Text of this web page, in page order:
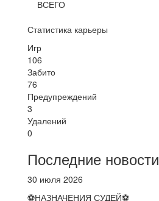
ВСЕГО
Статистика карьеры
Игр
106
Забито
76
Предупреждений
3
Удалений
0
Последние новости
30 июля 2026
⚽НАЗНАЧЕНИЯ СУДЕЙ⚽